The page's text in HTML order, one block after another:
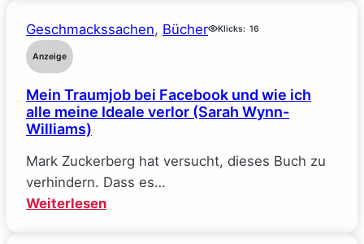
–
(Elle
Kennedy)
Geschmackssachen, Bücher Klicks: 16
Anzeige
Mein Traumjob bei Facebook und wie ich
alle meine Ideale verlor (Sarah Wynn-
Williams)
Mark Zuckerberg hat versucht, dieses Buch zu
verhindern. Dass es…
Weiterlesen: